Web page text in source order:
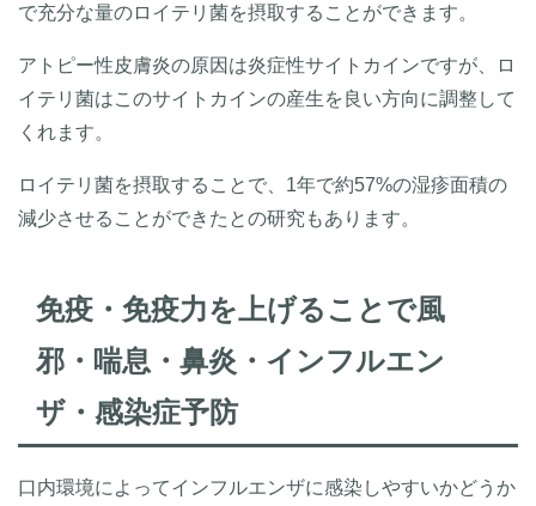
で充分な量のロイテリ菌を摂取することができます。
アトピー性皮膚炎の原因は炎症性サイトカインですが、ロ
イテリ菌はこのサイトカインの産生を良い方向に調整して
くれます。
ロイテリ菌を摂取することで、1年で約57%の湿疹面積の
減少させることができたとの研究もあります。
免疫・免疫力を上げることで風
邪・喘息・鼻炎・インフルエン
ザ・感染症予防
口内環境によってインフルエンザに感染しやすいかどうか